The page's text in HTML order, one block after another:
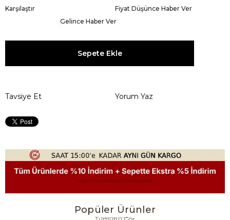
Karşılaştır
Fiyat Düşünce Haber Ver
Gelince Haber Ver
Tavsiye Et Yorum Yaz
Popüler Ürünler